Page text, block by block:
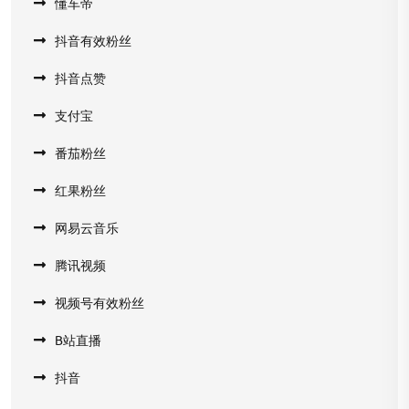
抖音有效粉丝
抖音点赞
支付宝
番茄粉丝
红果粉丝
网易云音乐
腾讯视频
视频号有效粉丝
B站直播
抖音